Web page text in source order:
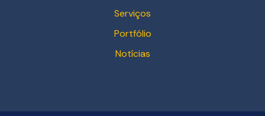
Serviços
Portfólio
Notícias